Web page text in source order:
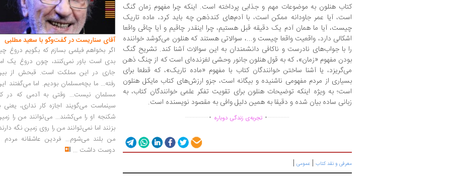
کتاب هنلون به موضوعات مهم و جذابی پرداخته است. اینکه چرا مفهوم زمان گنگ
است، آیا عمر جاودانه ممکن است، با آدم‌های کندذهن چه باید کرد، ماده تاریک
چیست، آیا ما همان آدم یک دقیقه قبل هستیم، چرا اینقدر چاقیم و آیا چاقی واقعا
اشکالی دارد، واقعیت واقعا چیست و...، سوالاتی هستند که هنلون می‌کوشد ‌خواننده
را با جواب‌های نادرست و ناکافی دانشمندان به این سوالات آشنا کند. تشریح گنگ
بودن مفهوم «زمان»، که به قول هنلون جانور وحشی لغزنده‌ای است که از چنگ ذهن
می‌گریزد، یا آشنا ساختن خوانندگان کتاب با مفهوم «ماده تاریک»، که قطعا برای
بسیاری از مردم مفهومی ناشنیده و بیگانه است، جزو ارزش‌های کتاب مایکل هنلون
است؛ به ویژه اینکه توضیحات هنلون برای تقویت تفکر علمی خوانندگان کتاب، به
زبانی ساده بیان شده و دقیقا به همین دلیل وافی به مقصود نویسنده است.
................ تجربه‌ی زندگی دوباره...............
معرفی و نقد کتاب | عمومی |
آقای سناریست در گفت‌وگو با سعید مطلبی
اگر بخواهم فیلمی بسازم که بگویم دروغ
بدی است باور نمی‌کنند، چون دروغ یک
جاری در این مملکت است. قبحش از
رفته... ما بچه‌مسلمان بودیم. اما می‌گفتند
مسلمان نیست... وقتی به آدمی که در
سینماست می‌گویند اجازه کار نداری، یعنی
شکنجه او را می‌کشند... می‌توانند من را
بزنند اما نمی‌توانند من را روی زمین نگه
من بلند می‌شوم... فردین عاشقانه مردم
دوست داشت ...